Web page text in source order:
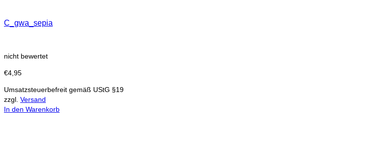
C_gwa_sepia
nicht bewertet
€4,95
Umsatzsteuerbefreit gemäß UStG §19
zzgl. Versand
In den Warenkorb